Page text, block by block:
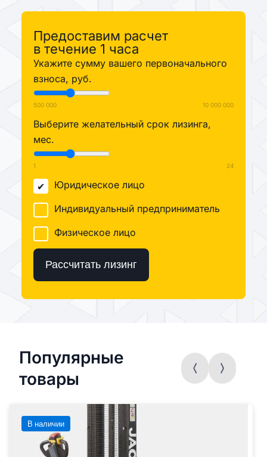
Предоставим расчет
в течение 1 часа
Укажите сумму вашего первоначального
взноса, руб.
500 000 10 000 000
Выберите желательный срок лизинга,
мес.
1 24
Юридическое лицо
Индивидуальный предприниматель
Физическое лицо
Рассчитать лизинг
Популярные
товары
В наличии